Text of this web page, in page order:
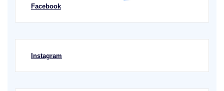
Facebook
Instagram